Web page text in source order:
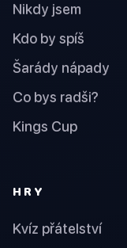
Nikdy jsem
Kdo by spíš
Šarády nápady
Co bys radši?
Kings Cup
HRY
Kvíz přátelství